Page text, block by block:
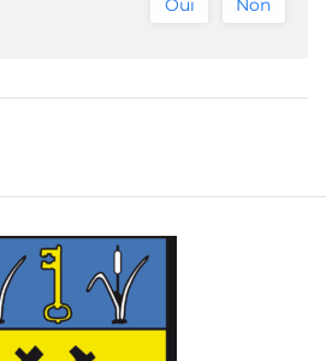
Oui Non